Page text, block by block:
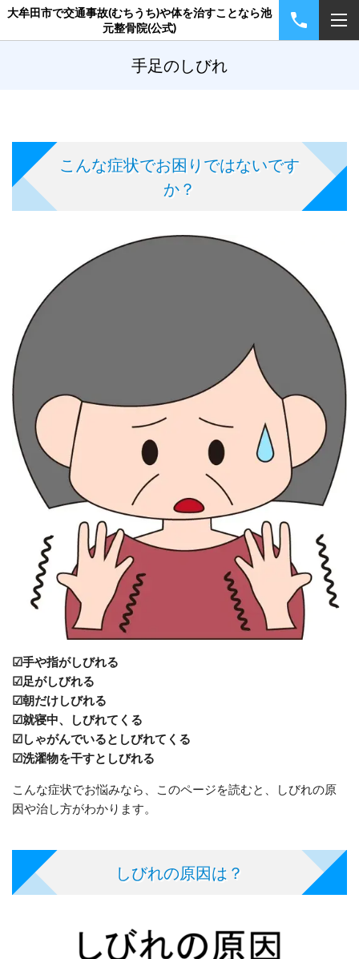
大牟田市で交通事故(むちうち)や体を治すことなら池
元整骨院(公式)
手足のしびれ
こんな症状でお困りではないです
か？
☑手や指がしびれる
☑足がしびれる
☑朝だけしびれる
☑就寝中、しびれてくる
☑しゃがんでいるとしびれてくる
☑洗濯物を干すとしびれる
こんな症状でお悩みなら、このページを読むと、しびれの原
因や治し方がわかります。
しびれの原因は？